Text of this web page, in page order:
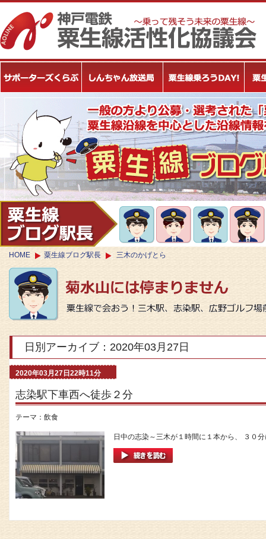
HOME 粟生線ブログ駅長 三木のかげとら
日別アーカイブ：2020年03月27日
2020年03月27日22時11分
志染駅下車西へ徒歩２分
テーマ： 飲食
日中の志染～三木が１時間に１本から、 ３０